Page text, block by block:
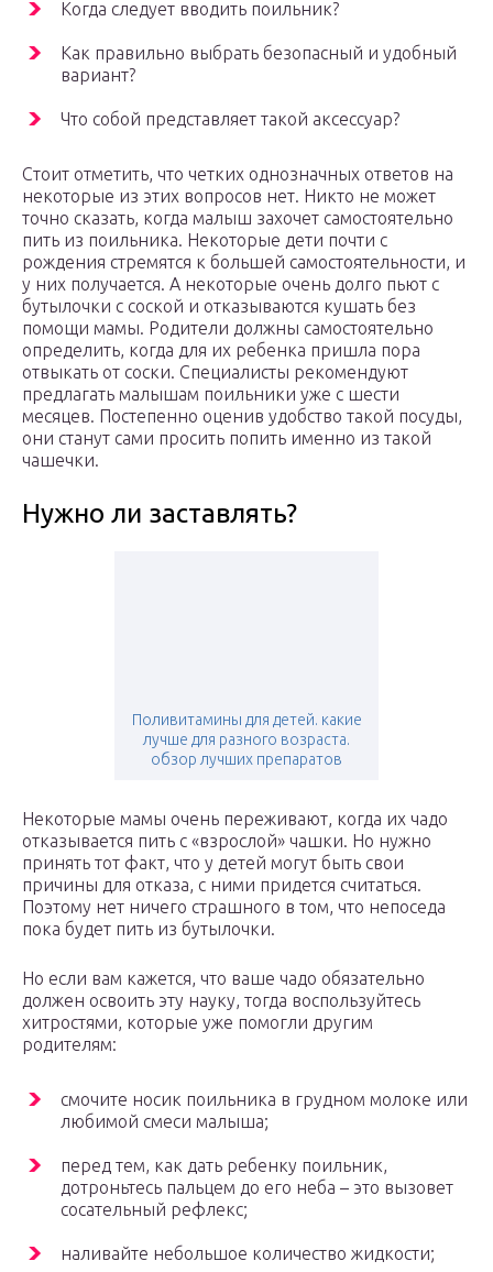
Когда следует вводить поильник?
Как правильно выбрать безопасный и удобный
вариант?
Что собой представляет такой аксессуар?
Стоит отметить, что четких однозначных ответов на
некоторые из этих вопросов нет. Никто не может
точно сказать, когда малыш захочет самостоятельно
пить из поильника. Некоторые дети почти с
рождения стремятся к большей самостоятельности, и
у них получается. А некоторые очень долго пьют с
бутылочки с соской и отказываются кушать без
помощи мамы. Родители должны самостоятельно
определить, когда для их ребенка пришла пора
отвыкать от соски. Специалисты рекомендуют
предлагать малышам поильники уже с шести
месяцев. Постепенно оценив удобство такой посуды,
они станут сами просить попить именно из такой
чашечки.
Нужно ли заставлять?
Поливитамины для детей. какие
лучше для разного возраста.
обзор лучших препаратов
Некоторые мамы очень переживают, когда их чадо
отказывается пить с «взрослой» чашки. Но нужно
принять тот факт, что у детей могут быть свои
причины для отказа, с ними придется считаться.
Поэтому нет ничего страшного в том, что непоседа
пока будет пить из бутылочки.
Но если вам кажется, что ваше чадо обязательно
должен освоить эту науку, тогда воспользуйтесь
хитростями, которые уже помогли другим
родителям:
смочите носик поильника в грудном молоке или
любимой смеси малыша;
перед тем, как дать ребенку поильник,
дотроньтесь пальцем до его неба – это вызовет
сосательный рефлекс;
наливайте небольшое количество жидкости;